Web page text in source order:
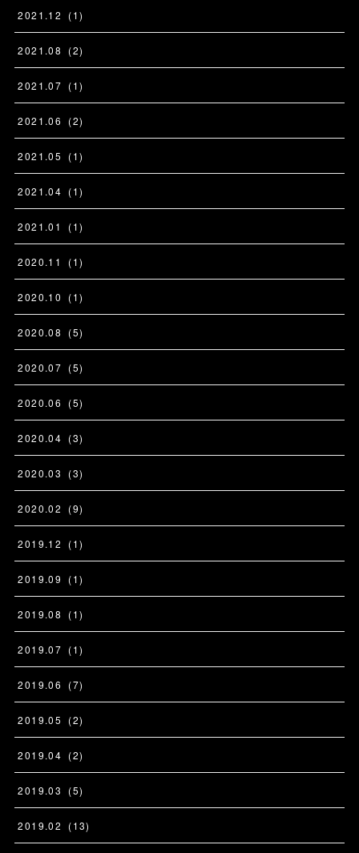
2021 .12 (1)
2021 .08 (2)
2021 .07 (1)
2021 .06 (2)
2021 .05 (1)
2021 .04 (1)
2021 .01 (1)
2020.11 (1)
2020.10 (1)
2020.08 (5)
2020.07 (5)
2020.06 (5)
2020.04 (3)
2020.03 (3)
2020.02 (9)
2019.12 (1)
2019.09 (1)
2019.08 (1)
2019.07 (1)
2019.06 (7)
2019.05 (2)
2019.04 (2)
2019.03 (5)
2019.02 (13)